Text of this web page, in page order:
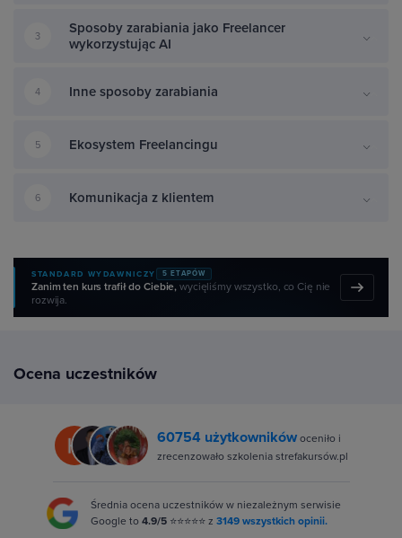
3
Sposoby zarabiania jako Freelancer
wykorzystując AI
4 Inne sposoby zarabiania
5 Ekosystem Freelancingu
6 Komunikacja z klientem
STANDARD WYDAWNICZY 5 ETAPÓW
Zanim ten kurs trafił do Ciebie,wycięliśmy wszystko, co Cię nie
rozwija.
Ocena uczestników
60754 użytkownikówoceniło i
zrecenzowało szkolenia strefakursów.pl
Średnia ocena uczestników w niezależnym serwisie
Google to 4.9/5 ⭐⭐⭐⭐⭐ z 3149 wszystkich opinii.